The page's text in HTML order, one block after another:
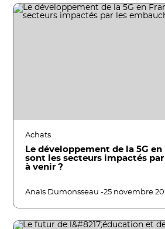
Achats
Le développement de la 5G en
sont les secteurs impactés
à venir ?
Anaïs Dumonsseau -25 novembre